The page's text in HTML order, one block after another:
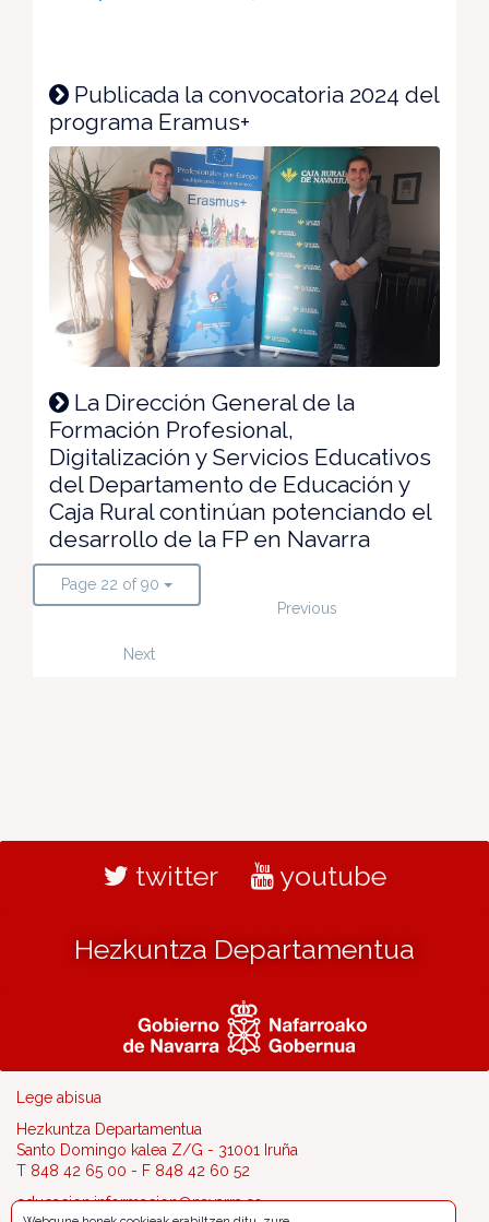
Publicada la convocatoria 2024 del
programa Eramus+
La Dirección General de la
Formación Profesional,
Digitalización y Servicios Educativos
del Departamento de Educación y
Caja Rural continúan potenciando el
desarrollo de la FP en Navarra
Page 22 of 90
Previous
Next
twitter youtube
Hezkuntza Departamentua
Lege abisua
Hezkuntza Departamentua
Santo Domingo kalea Z/G - 31001 Iruña
T 848 42 65 00 - F 848 42 60 52
educacion.informacion@navarra.es